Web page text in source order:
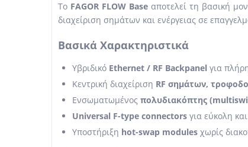
Το FAGOR FLOW Base αποτελεί τη βασική
διαχείριση σημάτων και ενέργειας σε
Βασικά Χαρακτηριστικά
Υβριδικό Ethernet / RF Backpanel για
Κεντρική διαχείριση RF σημάτων,
Ενσωματωμένος πολυδιακόπτης
Universal F-type connectors για εύκολη
Υποστήριξη hot-swap modules χωρίς